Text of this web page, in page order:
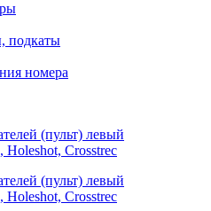
подкаты
номера